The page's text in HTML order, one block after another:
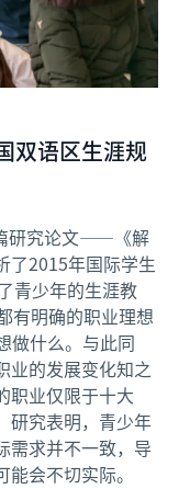
双语区生涯规
研究论文——《解
了2015年国际学生
青少年的生涯教
有明确的职业理想
做什么。与此同
业的发展变化知之
职业仅限于十大
研究表明，青少年
需求并不一致，导
会不切实际。